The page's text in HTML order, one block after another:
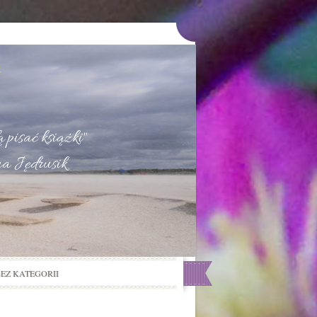
pisać książki"
Jędrusik
KATEGORII